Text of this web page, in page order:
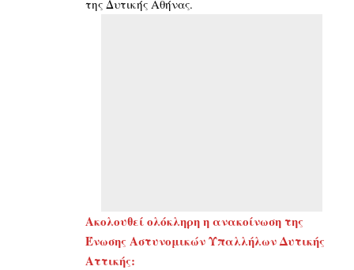
της Δυτικής Αθήνας.
Ακολουθεί ολόκληρη η ανακοίνωση της
Ένωσης Αστυνομικών Υπαλλήλων Δυτικής
Αττικής: